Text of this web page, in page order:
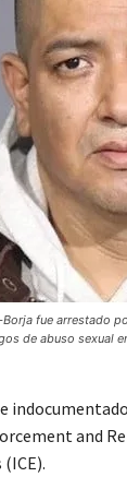
fue arrestado
de abuso sexual
and